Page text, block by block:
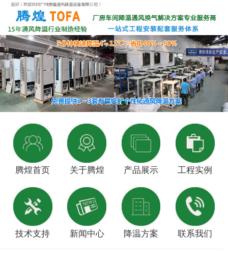
腾煌首页 关于腾煌 产品展示 工程实例
技术支持 新闻中心 降温方案 联系我们